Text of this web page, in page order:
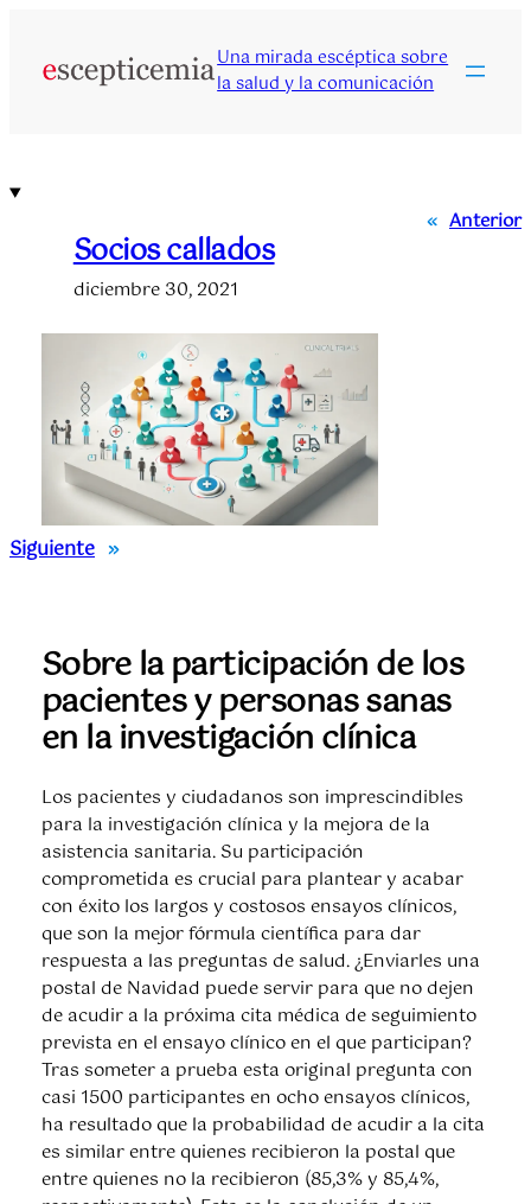
contenido
Una mirada escéptica sobre
la salud y la comunicación
« Anterior
Socios callados
diciembre 30, 2021
Siguiente »
Sobre la participación de los
pacientes y personas sanas
en la investigación clínica
Los pacientes y ciudadanos son imprescindibles
para la investigación clínica y la mejora de la
asistencia sanitaria. Su participación
comprometida es crucial para plantear y acabar
con éxito los largos y costosos ensayos clínicos,
que son la mejor fórmula científica para dar
respuesta a las preguntas de salud. ¿Enviarles una
postal de Navidad puede servir para que no dejen
de acudir a la próxima cita médica de seguimiento
prevista en el ensayo clínico en el que participan?
Tras someter a prueba esta original pregunta con
casi 1500 participantes en ocho ensayos clínicos,
ha resultado que la probabilidad de acudir a la cita
es similar entre quienes recibieron la postal que
entre quienes no la recibieron (85,3% y 85,4%,